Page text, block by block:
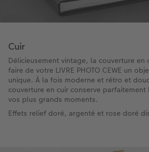
Cuir
Délicieusement vintage, la couverture en
faire de votre LIVRE PHOTO CEWE un
unique. À la fois moderne et rétro et
couverture en cuir conserve
vos plus grands moments.
Effets relief doré, argenté et rose doré